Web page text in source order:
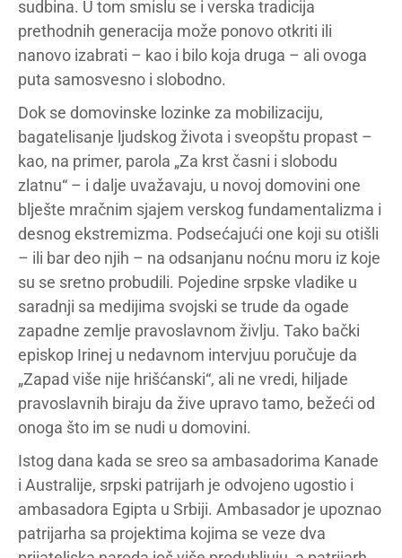
sudbina. U tom smislu se i verska tradicija
prethodnih generacija može ponovo otkriti ili
nanovo izabrati – kao i bilo koja druga – ali ovoga
puta samosvesno i slobodno.
Dok se domovinske lozinke za mobilizaciju,
bagatelisanje ljudskog života i sveopštu propast –
kao, na primer, parola „Za krst časni i slobodu
zlatnu“ – i dalje uvažavaju, u novoj domovini one
blješte mračnim sjajem verskog fundamentalizma i
desnog ekstremizma. Podsećajući one koji su otišli
– ili bar deo njih – na odsanjanu noćnu moru iz koje
su se sretno probudili. Pojedine srpske vladike u
saradnji sa medijima svojski se trude da ogade
zapadne zemlje pravoslavnom življu. Tako bački
episkop Irinej u nedavnom intervjuu poručuje da
„Zapad više nije hrišćanski“, ali ne vredi, hiljade
pravoslavnih biraju da žive upravo tamo, bežeći od
onoga što im se nudi u domovini.
Istog dana kada se sreo sa ambasadorima Kanade
i Australije, srpski patrijarh je odvojeno ugostio i
ambasadora Egipta u Srbiji. Ambasador je upoznao
patrijarha sa projektima kojima se veze dva